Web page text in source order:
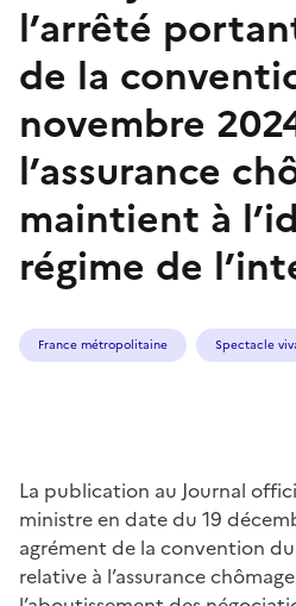
l’arrêté
de la
novembre
l’assurance
maintient à
régime de
France métropolitaine Spectacle
La publication au Journal
ministre en date du 19
agrément de la convention
relative à l’assurance